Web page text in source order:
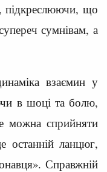
підкреслюючи, що
сумнівам, а
взаємин у
в шоці та болю,
можна сприйняти
останній ланцюг,
Справжній